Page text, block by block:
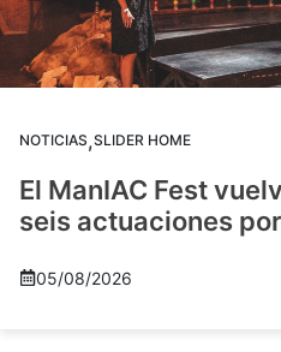
NOTICIAS,SLIDER HOME
El ManIAC Fest
seis actuaciones
05/08/2026